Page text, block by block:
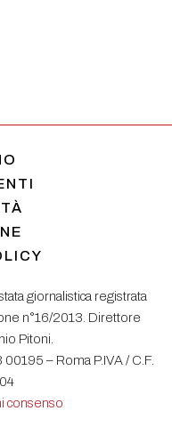
giornalistica registrata
n°16/2013. Direttore
Pitoni.
– Roma P.IVA / C.F.
consenso